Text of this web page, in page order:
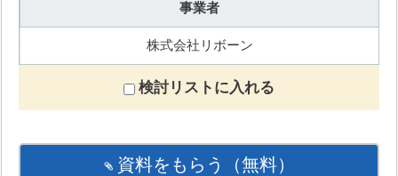
事業者
株式会社リボーン
検討リストに入れる
資料をもらう （無料）